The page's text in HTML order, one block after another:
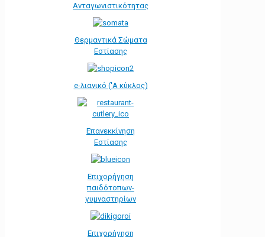
Ανταγωνιστικότητας
Θερμαντικά Σώματα
Εστίασης
e-λιανικό ('Α κύκλος)
Επανεκκίνηση
Εστίασης
Επιχορήγηση
παιδότοπων-
γυμναστηρίων
Επιχορήγηση